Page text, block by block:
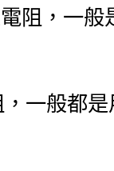
阻，一般
一般都是